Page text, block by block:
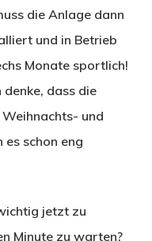
die Anlage dann
und in Betrieb
Monate sportlich!
dass die
und
schon eng
jetzt zu
Minute zu warten?